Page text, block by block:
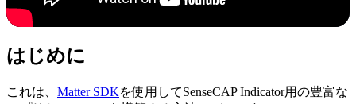
はじめに
これは、 Matter SDKを使用してSenseCAP Indicator用の豊富な